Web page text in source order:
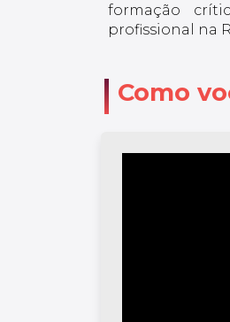
formação
profissional na
Como